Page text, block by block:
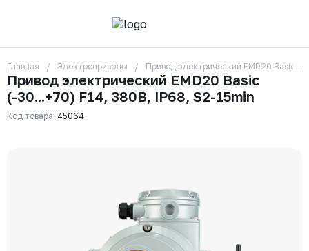
О компании
Контакты
Бренды
Отзывы
Сотрудники
Главная Электроприводы Привод электрический EMD20 Basic
Привод электрический EMD20 Basic
(-30...+70) F14, 380В, IP68, S2-15min
Код товара: 45064